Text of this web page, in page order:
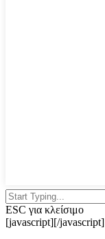
ESC για κλείσιμο
[javascript][/javascript]